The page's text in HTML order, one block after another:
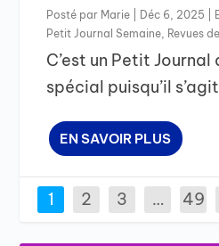
Posté par Marie Déc 6, 2025
Petit Journal Semaine Revues
C’est un Petit Journal
spécial puisqu’il
EN SAVOIR PLUS
1 2 3 … 49